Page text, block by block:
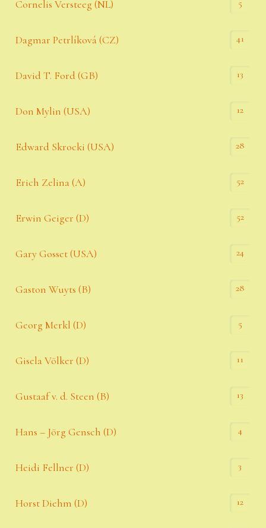
Cornelis Versteeg (NL) 5
Dagmar Petrlíková (CZ) 41
David T. Ford (GB) 13
Don Mylin (USA) 12
Edward Skrocki (USA) 28
Erich Zelina (A) 52
Erwin Geiger (D) 52
Gary Gosset (USA) 24
Gaston Wuyts (B) 28
Georg Merkl (D) 5
Gisela Völker (D) 11
Gustaaf v. d. Steen (B) 13
Hans – Jörg Gensch (D) 4
Heidi Fellner (D) 3
Horst Diehm (D) 12